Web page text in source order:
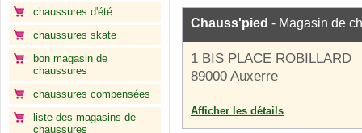
chaussures d'été
chaussures skate
bon magasin de
chaussures
chaussures compensées
liste des magasins de
chaussures
Chauss'pied - Magasin de
1 BIS PLACE ROBILLARD
89000 Auxerre
Afficher les détails